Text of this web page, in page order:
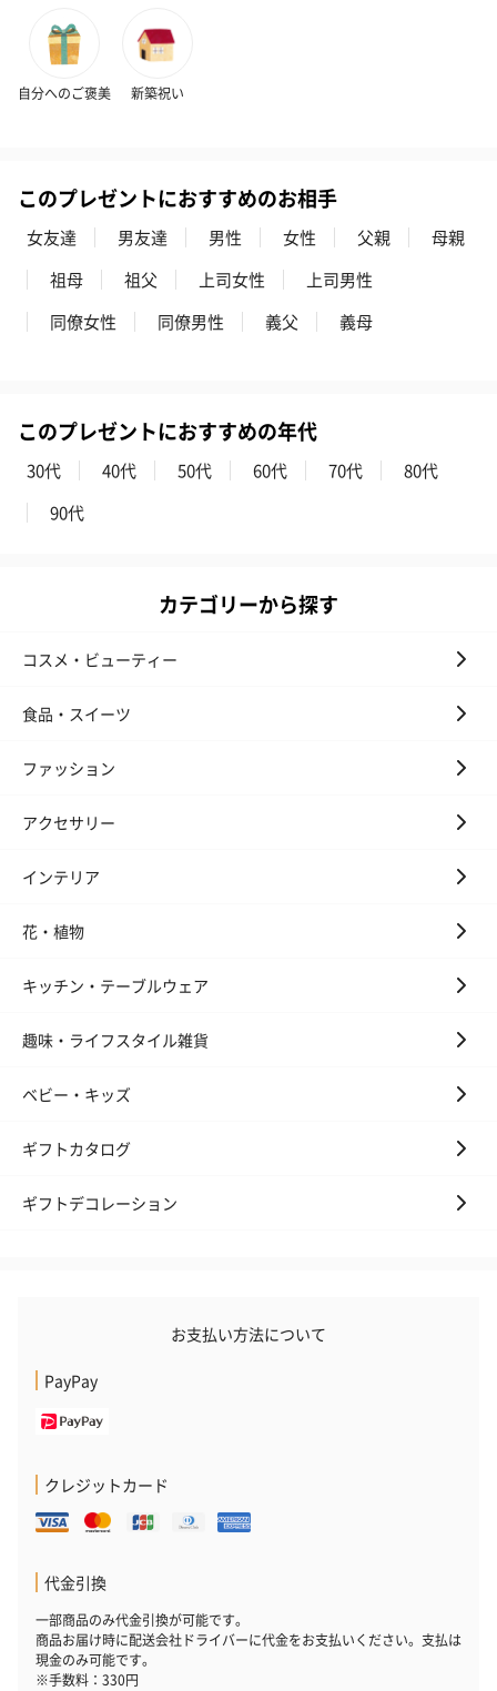
自分へのご褒美 新築祝い
このプレゼントにおすすめのお相手
女友達 男友達 男性 女性 父親
母親
祖母
祖父 上司女性
上司男性
同僚女性
同僚男性 義父 義母
このプレゼントにおすすめの年代
30代 40代 50代 60代 70代
80代
90代
カテゴリーから探す
コスメ・ビューティー
食品・スイーツ
ファッション
アクセサリー
インテリア
花・植物
キッチン・テーブルウェア
趣味・ライフスタイル雑貨
ベビー・キッズ
ギフトカタログ
ギフトデコレーション
お支払い方法について
PayPay
クレジットカード
代金引換
一部商品のみ代金引換が可能です。
商品お届け時に配送会社ドライバーに代金をお支払いください。支払は
現金のみ可能です。
※手数料：330円